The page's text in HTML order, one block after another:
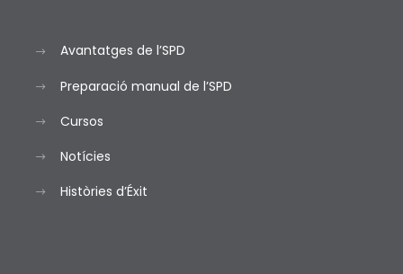
Avantatges de l’SPD
Preparació manual de l’SPD
Cursos
Notícies
Històries d’Éxit